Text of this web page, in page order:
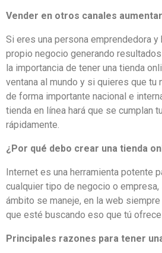
Vender en otros canales
Si eres una persona emprendedora
propio negocio generando
la importancia de tener una tienda
ventana al mundo y si quieres que
de forma importante nacional e
tienda en línea hará que se cumplan
rápidamente.
¿Por qué debo crear una tienda
Internet es una herramienta potente
cualquier tipo de negocio o empresa,
ámbito se maneje, en la web
que esté buscando eso que tú
Principales razones para tener